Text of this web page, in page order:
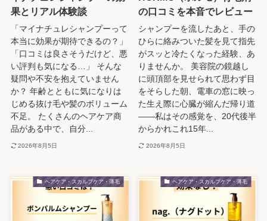
果とリアル体験談
「マイナチュレシャンプーって
本当に効果が期待できるの？」
「口コミは良さそうだけど、悪
い評判も気になる…」 そんな
疑問や不安を抱えていません
か？ 年齢とともに気になりは
じめる抜け毛や髪のボリューム
不足。 たくさんのヘアケア商
品がある中で、自分...
2026年8月5日
の口コミを本音でレビュー
シャンプーを流したあと、手の
ひらに絡みついた髪を見て指先
がスッと冷たくなった経験、あ
りませんか。 美容院の鏡越し
に頭頂部を見せられて思わず目
をそらした朝、電車の窓に映っ
た生え際に心臓が縮んだ帰り道
――私はその感覚を、20代後半
からかれこれ15年...
2026年8月5日
ヘアケア・スカルプケア・薄毛 ヘアケア・スカルプケア・薄毛